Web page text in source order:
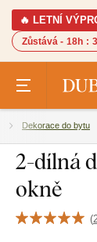
🔥 LETNÍ
Zůstává - 18h :
Dekorace do bytu
2-dílná
okně
(